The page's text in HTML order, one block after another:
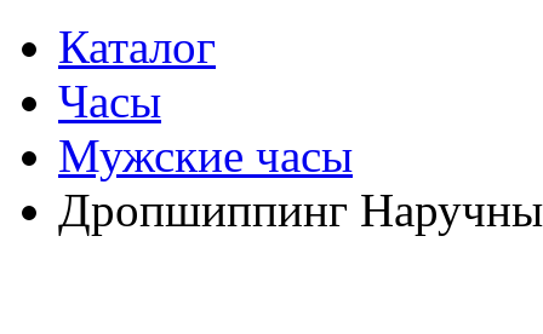
Каталог
Часы
Мужские часы
Дропшиппинг